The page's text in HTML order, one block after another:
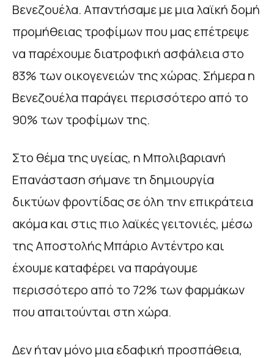
Βενεζουέλα. Απαντήσαμε με μια λαϊκή δομή
προμήθειας τροφίμων που μας επέτρεψε
να παρέχουμε διατροφική ασφάλεια στο
83% των οικογενειών της χώρας. Σήμερα η
Βενεζουέλα παράγει περισσότερο από το
90% των τροφίμων της.
Στο θέμα της υγείας, η Μπολιβαριανή
Επανάσταση σήμανε τη δημιουργία
δικτύων φροντίδας σε όλη την επικράτεια
ακόμα και στις πιο λαϊκές γειτονιές, μέσω
της Αποστολής Μπάριο Αντέντρο και
έχουμε καταφέρει να παράγουμε
περισσότερο από το 72% των φαρμάκων
που απαιτούνται στη χώρα.
Δεν ήταν μόνο μια εδαφική προσπάθεια,